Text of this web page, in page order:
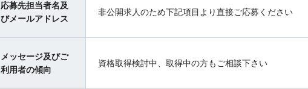
応募先担当者名及
びメールアドレス
非公開求人のため下記項目より直接ご応募ください
メッセージ及びご
利用者の傾向
資格取得検討中、取得中の方もご相談下さい